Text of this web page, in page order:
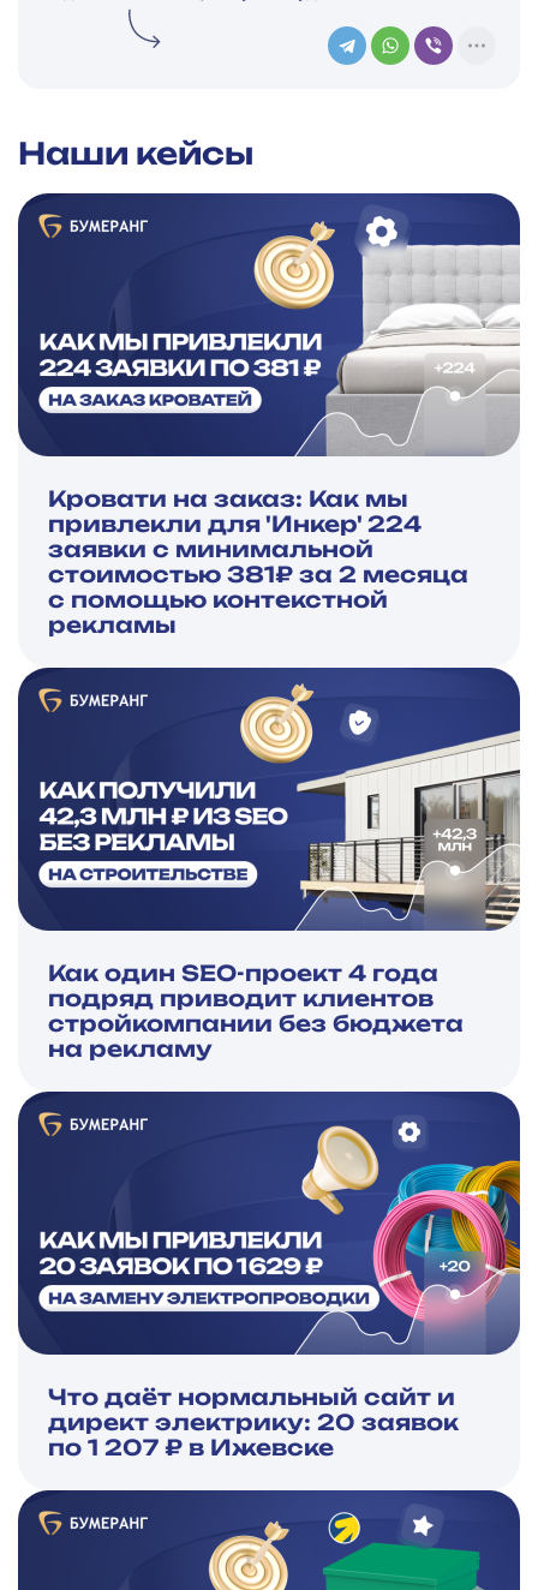
Наши кейсы
Кровати на заказ: Как мы
привлекли для 'Инкер' 224
заявки с минимальной
стоимостью 381₽ за 2 месяца
с помощью контекстной
рекламы
Как один SEO-проект 4 года
подряд приводит клиентов
стройкомпании без бюджета
на рекламу
Что даёт нормальный сайт и
директ электрику: 20 заявок
по 1 207 ₽ в Ижевске